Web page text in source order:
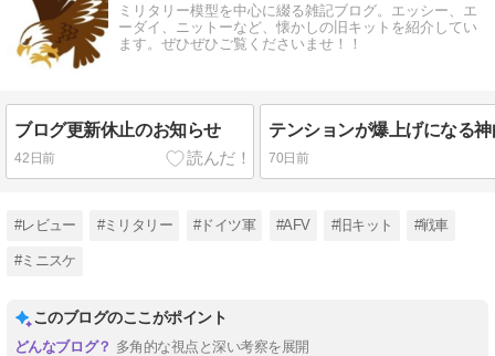
ミリタリー模型を中心に綴る雑記ブログ。エッシー、エ
ーダイ、ニットーなど、懐かしの旧キットを紹介してい
ます。ぜひぜひご覧くださいませ！！
ブログ更新休止のお知らせ
42日前 70日前
#レビュー #ミリタリー #ドイツ軍 #AFV #旧キット #戦車
#ミニスケ
このブログのここがポイント
多角的な視点と深い考察を展開